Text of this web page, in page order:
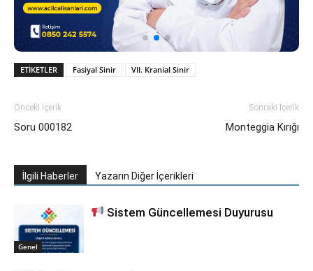
ETIKETLER Fasiyal Sinir VII. Kranial Sinir
Önceki İçerik
Soru 000182
Sonraki İçerik
Monteggia Kırığı
İlgili Haberler Yazarın Diğer İçerikleri
Genel
Sistem Güncellemesi Duyurusu